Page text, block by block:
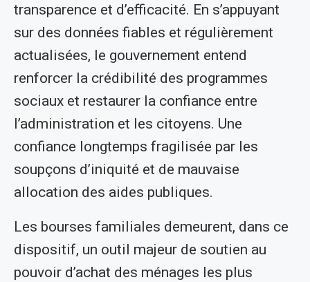
transparence et d’efficacité. En s’appuyant
sur des données fiables et régulièrement
actualisées, le gouvernement entend
renforcer la crédibilité des programmes
sociaux et restaurer la confiance entre
l’administration et les citoyens. Une
confiance longtemps fragilisée par les
soupçons d’iniquité et de mauvaise
allocation des aides publiques.
Les bourses familiales demeurent, dans ce
dispositif, un outil majeur de soutien au
pouvoir d’achat des ménages les plus